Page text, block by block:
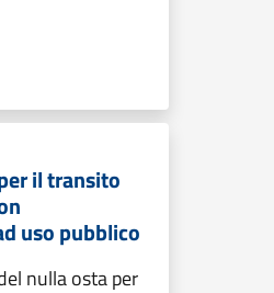
il transito
uso pubblico
nulla osta per